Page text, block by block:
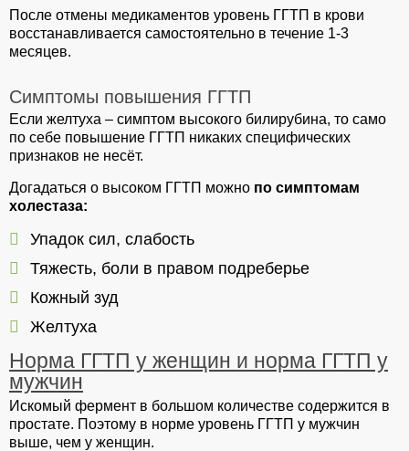
После отмены медикаментов уровень ГГТП в крови
восстанавливается самостоятельно в течение 1-3
месяцев.
Симптомы повышения ГГТП
Если желтуха – симптом высокого билирубина, то само
по себе повышение ГГТП никаких специфических
признаков не несёт.
Догадаться о высоком ГГТП можно по симптомам
холестаза:
Упадок сил, слабость
Тяжесть, боли в правом подреберье
Кожный зуд
Желтуха
Норма ГГТП у женщин и норма ГГТП у
мужчин
Искомый фермент в большом количестве содержится в
простате. Поэтому в норме уровень ГГТП у мужчин
выше, чем у женщин.